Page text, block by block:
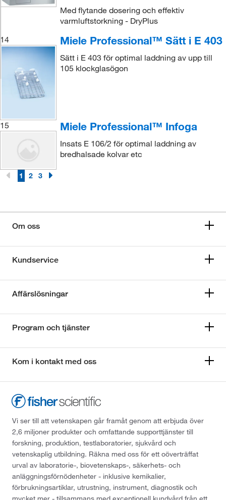
Med flytande dosering och effektiv
varmluftstorkning - DryPlus
14
Miele Professional™ Sätt i E 403
Sätt i E 403 för optimal laddning av upp till
105 klockglasögon
15 Miele Professional™ Infoga
Insats E 106/2 för optimal laddning av
bredhalsade kolvar etc
1 2 3
Om oss
Kundservice
Affärslösningar
Program och tjänster
Kom i kontakt med oss
Vi ser till att vetenskapen går framåt genom att erbjuda över
2,6 miljoner produkter och omfattande supporttjänster till
forskning, produktion, testlaboratorier, sjukvård och
vetenskaplig utbildning. Räkna med oss för ett oöverträffat
urval av laboratorie-, biovetenskaps-, säkerhets- och
anläggningsförnödenheter - inklusive kemikalier,
förbrukningsartiklar, utrustning, instrument, diagnostik och